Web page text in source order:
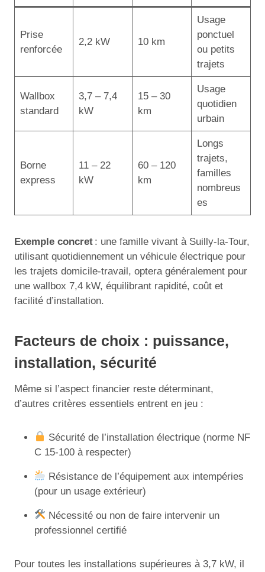
Prise
renforcée
2,2 kW 10 km
Usage
ponctuel
ou petits
trajets
Wallbox
standard
3,7 – 7,4
kW
15 – 30
km
Usage
quotidien
urbain
Borne
express
11 – 22
kW
60 – 120
km
Longs
trajets,
familles
nombreus
es
Exemple concret : une famille vivant à Suilly-la-Tour,
utilisant quotidiennement un véhicule électrique pour
les trajets domicile-travail, optera généralement pour
une wallbox 7,4 kW, équilibrant rapidité, coût et
facilité d’installation.
Facteurs de choix : puissance,
installation, sécurité
Même si l’aspect financier reste déterminant,
d’autres critères essentiels entrent en jeu :
Sécurité de l’installation électrique (norme NF
C 15-100 à respecter)
Résistance de l’équipement aux intempéries
(pour un usage extérieur)
Nécessité ou non de faire intervenir un
professionnel certifié
Pour toutes les installations supérieures à 3,7 kW, il